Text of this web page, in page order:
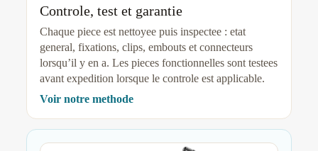
Controle, test et garantie
Chaque piece est nettoyee puis inspectee : etat
general, fixations, clips, embouts et connecteurs
lorsqu’il y en a. Les pieces fonctionnelles sont testees
avant expedition lorsque le controle est applicable.
Voir notre methode